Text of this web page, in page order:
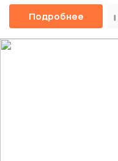
Подробнее